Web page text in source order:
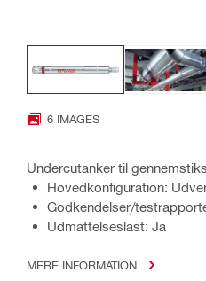
6 IMAGES
Undercutanker til
Hovedkonfiguration:
Godkendelser/
Udmattelseslast: Ja
MERE INFORMATION